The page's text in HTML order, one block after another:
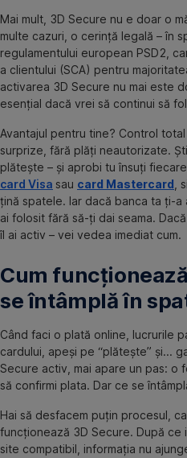
Mai mult, 3D Secure nu e doar o
multe cazuri, o cerință legală – în
regulamentului european PSD2,
a clientului (SCA) pentru
activarea 3D Secure nu mai este
esențial dacă vrei să continui să
Avantajul pentru tine? Control
surprize, fără plăți neautorizate.
plătește – și aprobi tu însuți
card Visa sau card Mastercard ,
țină spatele. Iar dacă banca ta ți-
ai folosit fără să-ți dai seama.
îl ai activ – vei vedea imediat cum.
Cum
se întâmplă în
Când faci o plată online, lucrurile
cardului, apeși pe “plătește” și...
Secure activ, mai apare un pas: o
să confirmi plata. Dar ce se
Hai să desfacem puțin procesul,
funcționează 3D Secure. După
site compatibil, informația nu